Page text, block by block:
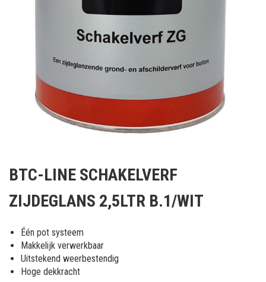
het
van
afbeeldingen-
gallerij
BTC-LINE SCHAKELVERF
ZIJDEGLANS 2,5LTR B.1/WIT
Één pot systeem
Makkelijk verwerkbaar
Uitstekend weerbestendig
Hoge dekkracht